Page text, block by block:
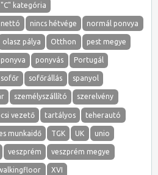
kategória
nettó nincs hétvége normál ponvya
olasz pálya Otthon pest megye
ponyva ponyvás Portugál
sofőr sofőrállás spanyol
személyszállító szerelvény
vezető tartályos teherautó
munkaidő TGK UK unio
veszprém veszprém megye
XVI